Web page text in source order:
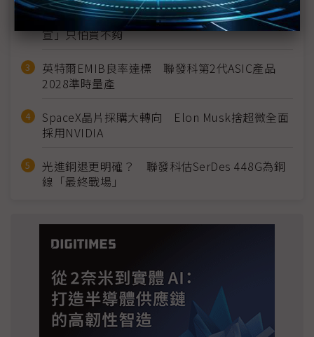
2027全年記憶體產能提前售罄 買家「祕而不
宣」只怕買不夠
英特爾EMIB良率達標 聯發科第2代ASIC產品
2028準時量產
SpaceX晶片採購大轉向 Elon Musk捨超微全面
採用NVIDIA
光進銅退更明確？ 聯發科估SerDes 448G為銅
線「最終戰場」